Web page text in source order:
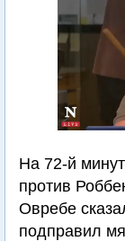
На 72-й
против
Овребе
подправил